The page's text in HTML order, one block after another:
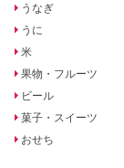
うなぎ
うに
米
果物・フルーツ
ビール
菓子・スイーツ
おせち